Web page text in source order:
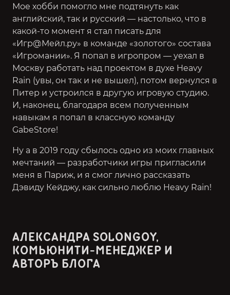
Мое хобби помогло мне подтянуть как
английский, так и русский — настолько, что в
какой-то момент я стал писать для
«Игр@Мейл.ру» в команде «золотого» состава
«Игромании». Я попал в игропром — уехал в
Москву работать над проектом в духе Heavy
Rain (увы, он так и не вышел), потом вернулся в
Питер и устроился в другую игровую студию.
И, наконец, благодаря всем полученным
навыкам я попал в классную команду
GabeStore!
Ну а в 2019 году сбылось одно из моих главных
мечтаний — разработчики игры пригласили
меня в Париж, и я смог лично рассказать
Дэвиду Кейджу, как сильно люблю Heavy Rain!
АЛЕКСАНДРА SOLONGOY,
КОМЬЮНИТИ-МЕНЕДЖЕР И
АВТОРЪ БЛОГА